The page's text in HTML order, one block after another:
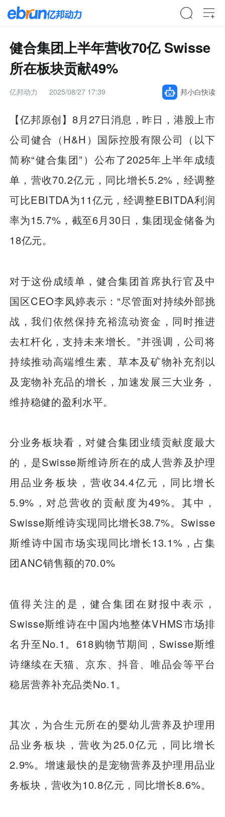
健合集团上半年营收70亿 Swisse
所在板块贡献49%
亿邦动力 2025/08/27 17:39 邦小白快读
【亿邦原创】8月27日消息，昨日，港股上市
公司健合（H&H）国际控股有限公司（以下
简称“健合集团”）公布了2025年上半年成绩
单，营收70.2亿元，同比增长5.2%，经调整
可比EBITDA为11亿元，经调整EBITDA利润
率为15.7%，截至6月30日，集团现金储备为
18亿元。
对于这份成绩单，健合集团首席执行官及中
国区CEO李凤婷表示：“尽管面对持续外部挑
战，我们依然保持充裕流动资金，同时推进
去杠杆化，支持未来增长。”并强调，公司将
持续推动高端维生素、草本及矿物补充剂以
及宠物补充品的增长，加速发展三大业务，
维持稳健的盈利水平。
分业务板块看，对健合集团业绩贡献度最大
的，是Swisse斯维诗所在的成人营养及护理
用品业务板块，营收34.4亿元，同比增长
5.9%，对总营收的贡献度为49%。其中，
Swisse斯维诗实现同比增长38.7%。Swisse
斯维诗中国市场实现同比增长13.1%，占集
团ANC销售额的70.0%
值得关注的是，健合集团在财报中表示，
Swisse斯维诗在中国内地整体VHMS市场排
名升至No.1。618购物节期间，Swisse斯维
诗继续在天猫、京东、抖音、唯品会等平台
稳居营养补充品类No.1。
其次，为合生元所在的婴幼儿营养及护理用
品业务板块，营收为25.0亿元，同比增长
2.9%。增速最快的是宠物营养及护理用品业
务板块，营收为10.8亿元，同比增长8.6%。